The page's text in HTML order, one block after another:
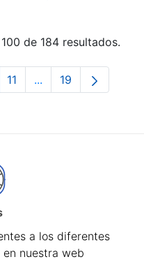
de 184 resultados.
Use TAB para
Página
11 ...PáginasPágina
19
a los diferentes
nuestra web